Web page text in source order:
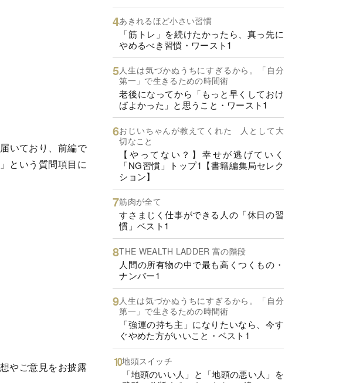
いており、前編で
という質問項目に
やご意見をお披露
あきれるほど小さい習慣
「筋トレ」を続けたかったら、真っ先に
やめるべき習慣・ワースト1
人生は気づかぬうちにすぎるから。「自分
第一」で生きるための時間術
老後になってから「もっと早くしておけ
ばよかった」と思うこと・ワースト1
おじいちゃんが教えてくれた 人として大
切なこと
【やってない？】幸せが逃げていく
「NG習慣」トップ1【書籍編集局セレク
ション】
筋肉が全て
すさまじく仕事ができる人の「休日の習
慣」ベスト1
THE WEALTH LADDER 富の階段
人間の所有物の中で最も高くつくもの・
ナンバー1
人生は気づかぬうちにすぎるから。「自分
第一」で生きるための時間術
「強運の持ち主」になりたいなら、今す
ぐやめた方がいいこと・ベスト1
地頭スイッチ
「地頭のいい人」と「地頭の悪い人」を